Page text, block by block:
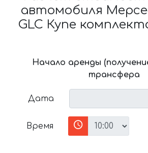
автомобиля
GLC Купе
Начало аренды
трансфера
Дата
Время